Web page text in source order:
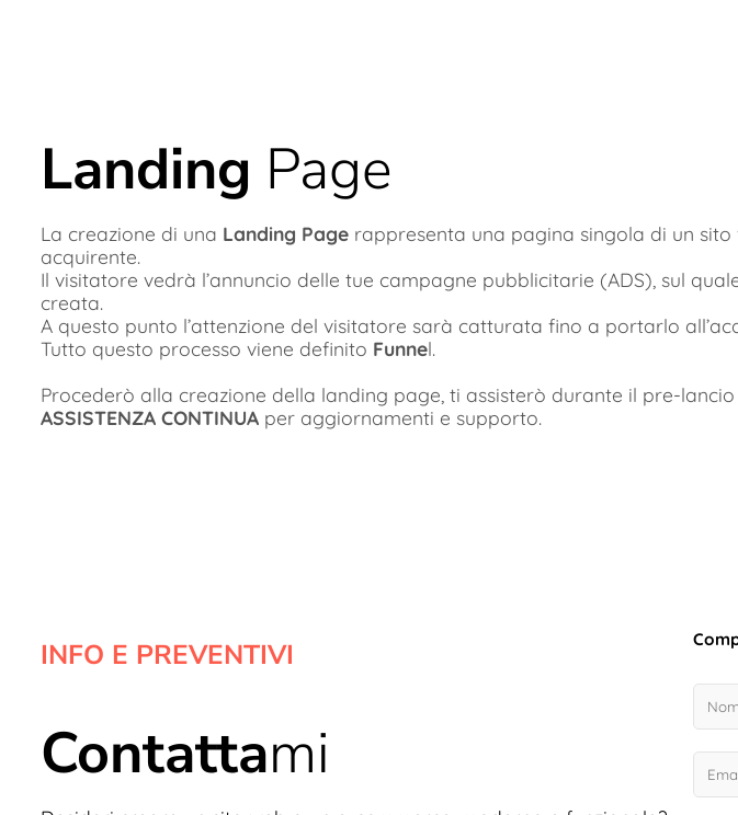
Landing Page
La creazione di una Landing Page rappresenta una pagina singola di un
acquirente.
Il visitatore vedrà l’annuncio delle tue campagne pubblicitarie (ADS), sul
creata.
A questo punto l’attenzione del visitatore sarà catturata fino a portarlo
Tutto questo processo viene definito Funnel.
Procederò alla creazione della landing page, ti assisterò durante il pre-
ASSISTENZA CONTINUA per aggiornamenti e supporto.
INFO E PREVENTIVI
Contattami